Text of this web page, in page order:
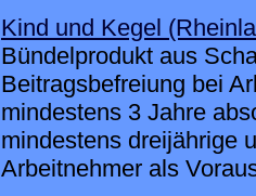
Kind und Kegel
Bündelprodukt aus
Beitragsbefreiung bei
mindestens 3 Jahre
mindestens dreijährige
Arbeitnehmer als